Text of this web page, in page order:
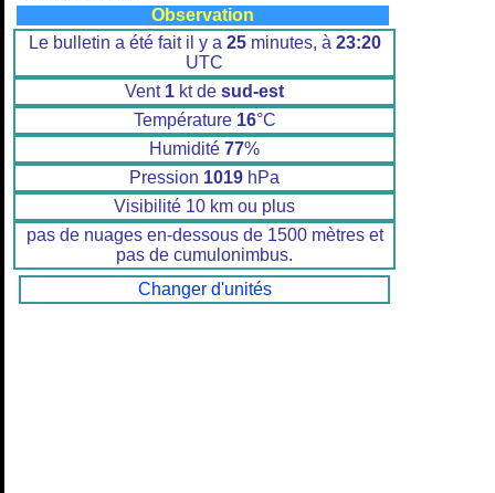
Observation
Le bulletin a été fait il y a 25minutes, à 23:20
UTC
Vent 1 kt de sud-est
Température 16°C
Humidité 77%
Pression 1019 hPa
Visibilité 10 km ou plus
pas de nuages en-dessous de 1500 mètres et
pas de cumulonimbus.
Changer d'unités